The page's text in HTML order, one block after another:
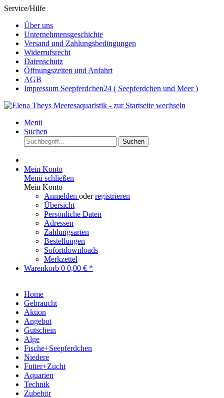
Service/Hilfe
Über uns
Unternehmensgeschichte
Versand und Zahlungsbedingungen
Widerrufsrecht
Datenschutz
Öffnungszeiten und Anfahrt
AGB
Impressum Seepferdchen24 ( Seepferdchen und Meer )
Menü
Suchen
Suchen
Mein Konto
Menü schließen
Mein Konto
Anmelden oderregistrieren
Übersicht
Persönliche Daten
Adressen
Zahlungsarten
Bestellungen
Sofortdownloads
Merkzettel
Warenkorb 0 0,00 € *
Home
Gebraucht
Aktion
Angebot
Gutschein
Alge
Fische+Seepferdchen
Niedere
Futter+Zucht
Aquarien
Technik
Zubehör